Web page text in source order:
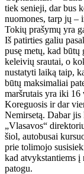
tiek senieji, dar bus
nuomones, tarp jų –
Tokių prašymų yra
Iš patirties galiu
pusę metų, kad
keleivių srautai, o
nustatyti laiką taip,
būtų maksimaliai
maršrutais yra iki 16
Koreguosis ir dar
Nemirsetą. Dabar
„Vlasavos“
šiol, autobusai
prie tolimojo
kad atvykstantiems į
patogu.